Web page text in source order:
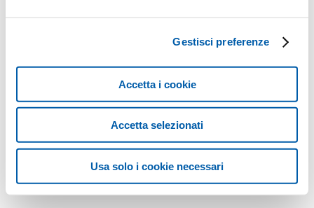
Gestisci preferenze
Accetta i cookie
Accetta selezionati
Usa solo i cookie necessari